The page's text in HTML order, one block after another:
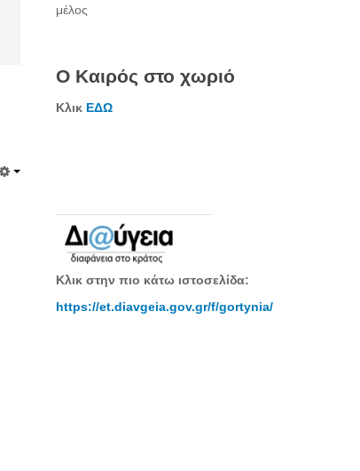
μέλος
Ο Καιρός στο χωριό
Κλικ ΕΔΩ
Κλικ στην πιο κάτω ιστοσελίδα:
https://et.diavgeia.gov.gr/f/gortynia/